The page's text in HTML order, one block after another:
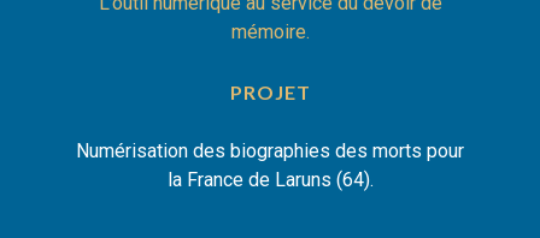
mémoire.
PROJET
Numérisation des biographies des morts pour
la France de Laruns (64).